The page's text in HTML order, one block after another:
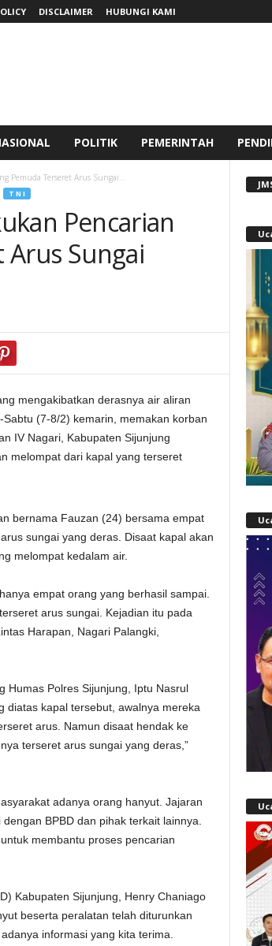
DISCLAIMER HUBUNGI KAMI
POLITIK PEMERINTAH
Pemuda Terseret Arus Sungai...
T N I
Pencarian
Sungai
mengakibatkan derasnya air aliran
(7-8/2) kemarin, memakan korban
IV Nagari, Kabupaten Sijunjung
melompat dari kapal yang terseret
bernama Fauzan (24) bersama empat
sungai yang deras. Disaat kapal akan
melompat kedalam air.
empat orang yang berhasil sampai.
arus sungai. Kejadian itu pada
Harapan, Nagari Palangki,
Humas Polres Sijunjung, Iptu Nasrul
diatas kapal tersebut, awalnya mereka
arus. Namun disaat hendak ke
terseret arus sungai yang deras,”
adanya orang hanyut. Jajaran
BPBD dan pihak terkait lainnya.
membantu proses pencarian
Kabupaten Sijunjung, Henry Chaniago
beserta peralatan telah diturunkan
informasi yang kita terima.